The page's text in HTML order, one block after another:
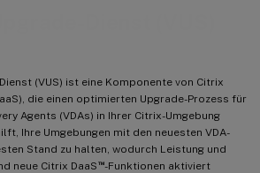
(VUS) ist eine Komponente von Citrix
die einen optimierten Upgrade-Prozess für
Agents (VDAs) in Ihrer Citrix-Umgebung
Ihre Umgebungen mit den neuesten VDA-
Stand zu halten, wodurch Leistung und
neue Citrix DaaS ™-Funktionen aktiviert